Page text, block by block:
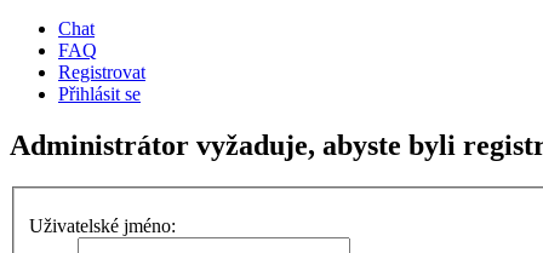
Chat
FAQ
Registrovat
Přihlásit se
Administrátor vyžaduje, abyste byli
Uživatelské jméno: